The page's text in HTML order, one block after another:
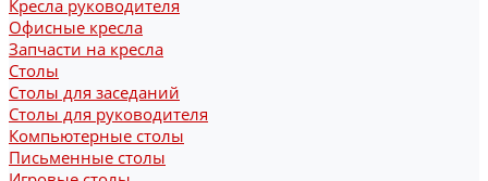
Кресла руководителя
Офисные кресла
Запчасти на кресла
Столы
Столы для заседаний
Столы для руководителя
Компьютерные столы
Письменные столы